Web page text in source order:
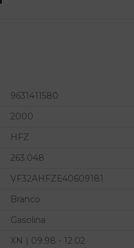
9631411580
2000
HFZ
263.048
VF32AHFZE40609181
Branco
Gasolina
XN | 09.98 - 12.02